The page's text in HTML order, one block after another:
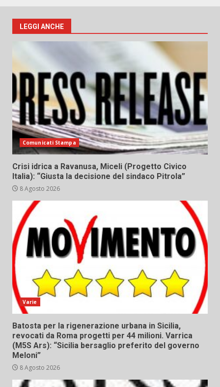
LEGGI ANCHE
Comunicati Stampa
Crisi idrica a Ravanusa, Miceli (Progetto Civico
Italia): “Giusta la decisione del sindaco Pitrola”
8 Agosto 2026
Varie
Batosta per la rigenerazione urbana in Sicilia,
revocati da Roma progetti per 44 milioni. Varrica
(M5S Ars): “Sicilia bersaglio preferito del governo
Meloni”
8 Agosto 2026